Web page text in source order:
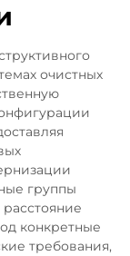
очистных
группы
конкретные
требования,